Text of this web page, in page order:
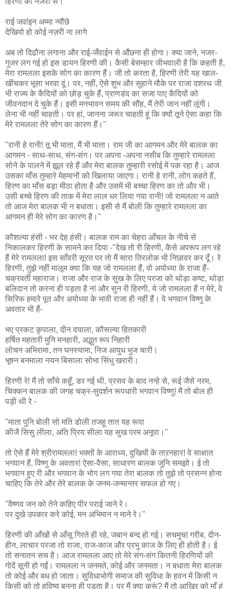
राई जवांइन अम्मा न्यौंछे
देखियो हो कोई नज़री ना लागे
अब तो दिढौना लगाना और राई-जँवाईन से औंछना ही होगा। क्या जाने, नजर-
गुजर लग गई हो इस डायन हिरणी की। कैसी बेसम्हार जीभवाली है कि कहती है,
मेरा रामलला इसके सोग का कारण हैं। जी तो करता है, हिरणी तेरी यह खाल-
खींचकर भूसा भरवा दूं। पर, नहीं, ऐसे शुभ और सुहाने मौके पर राजा दशरथ जी
भी राज्य के कैदियों को छोड़ चुके हैं, प्राणडंद का सजा पाए कैदियों को
जीवनदान दे चुके हैं। इसी मनभावन समय की सौंह, मैं तेरी जान नहीं लूंगी।
लेना भी नहीं चाहती। पर हां, जानना जरूर चाहती हूं कि क्यों तूने ऐसा कहा कि
मेरे रामलला तेरे सोग का कारण हैं।"
"रानी हे रानी! तू भी माता, मैं भी माता। राम जी का आगमन और मेरे बालक का
आगमन - साथ-साथ, संग-संग। पर अपना -अपना नसीब कि तुम्हारे रामलला
सोने के पालने में झूल रहे हैं और मेरा बालक तुम्हारी रसोई में पक रहा है। आज
उसका माँस तुम्हारे मेहमानों को खिलाया जाएगा। रानी हे रानी, लोग कहते हैं,
हिरण का माँस बड़ा मीठा होता है और उसमें भी बच्चा हिरण का तो और भी।
उसी बच्चे हिरण की ताक में मेरा लाल धर लिया गया रानी! जो रामलला न आते
तो आज मेरा बालक भी न बधाता। इसी से मैं बोली कि तुम्हारे रामलला का
आगमन ही मेरे सोग का कारण है।"
कौशल्या हंसी - भर देह हंसी। बालक राम का चेहरा आँचल के नीचे से
निकालकर हिरणी के सामने कर दिया -"देख तो री हिरणी, कैसे अपरूप लग रहे
हैं मेरे रामलला! इस साँवरी सूरत पर तो मैं सारा तिरलोक भी निछावर कर दूँ। रे
हिरणी, तुझे नहीं मालूम क्या कि यह जो रामलला हैं, वो अयोध्या के राजा हैं-
चक्रवर्ती महाराज। राजा और राज के सुख के लिए परजा को थोड़ा कष्ट, थोड़ा
बलिदान तो करना ही पड़ता है न! और सुन री हिरणी, ये जो रामलला हैं न मेरे, वे
सिरिफ हमारे पूत और अयोध्या के भावी राजा ही नहीं हैं। वे भगवान विष्णु के
अवतार भी हैं-
भए प्रकट कृपाला, दीन दयाला, कौसल्या हितकारी
हर्षित महतारी मुनि मनहारी, अद्भुत रूप निहारी
लोचन अभिरामा, तन घनस्यामा, निज आयुध भुज चारी।
भूषन बनमाला नयन बिसाला सोभा सिंधु खरारी।
हिरणी रे! मैं तो साँचे कहूँ, डर गई थी, प्रसव के बाद नन्हे से, रूई जैसे नरम,
चिक्कन बालक की जगह चक्र-सुदर्शन रूपधारी भगवान विष्णु! मैं तो बोल ही
पड़ी थी रे -
"माता पुनि बोली सो मति डोली तजहू तात यह रूपा
कीजै सिसु लीला, अति प्रिय सीला यह सुख परम अनूपा।"
तो ऐसे हैं मेरे श्रीरामलला! भक्तों के आराध्य, दुखियों के ताऱनहार! वे साक्षात
भगवान हैं, विष्णु के अवतार! ऐसा-वैसा, साधारण बालक जुनि समझो। ई तो
भगवान हुए री और भगवान के भोग लग गया तेरा बालक तो तुझे तो प्रसन्न होना
चाहिए कि तेरे और तेरे बालक के जनम-जन्मान्तर सफल हो गए।
"वैष्णव जन को तेने कहिए पीर पराई जाने रे।
पर दुखे उपकार करे कोई, मन अभिमान न माने रे।"
हिरणी की आँखों से आँसू गिरते ही रहे, जबान बन्द हो गई। सचमुच! गरीब, दीन-
हीन, लाचार परजा तो राजा, राज-काज और प्रभु काज के लिए ही होती है। ई
तो सनातन सच है। आज रामलला आए तो मेरे संग-संग कितनी हिरणियों की
गोदें सूनी हो गईं। रामलला न जनमते, कोई और जनमता। न बधाता मेरा बालक
तो कोई और बध हो जाता। सुविधाभोगी समाज की सुविधा के हवन में किसी न
किसी को तो हविष्य बनना ही पड़ता है। पर मैं क्या करूं? मैं तो आखिर को माँ हूं